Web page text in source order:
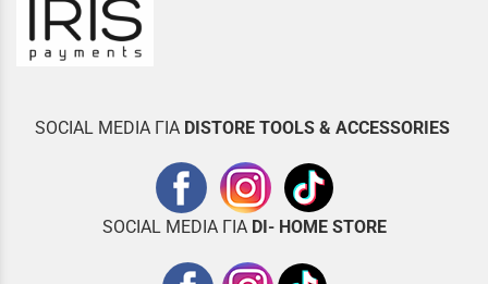
SOCIAL MEDIA ΓΙΑ DISTORE TOOLS & ACCESSORIES
SOCIAL MEDIA ΓΙΑ DI- HOME STORE